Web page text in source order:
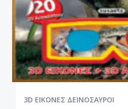
3D ΕΙΚΟΝΕΣ ΔΕΙΝΟΣΑΥΡΟΙ